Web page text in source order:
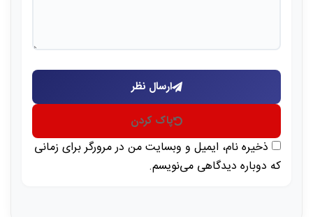
ارسال نظر
پاک کردن
ذخیره نام، ایمیل و وبسایت من در مرورگر برای زمانی
که دوباره دیدگاهی می‌نویسم.